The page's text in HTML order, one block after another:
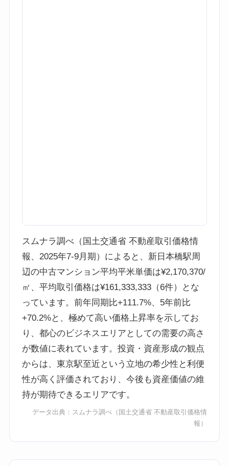
スムナラ調べ（国土交通省 不動産取引価格情
報、2025年7-9月期）によると、新日本橋駅周
辺の中古マンション平均平米単価は¥2,170,370/
㎡、平均取引価格は¥161,333,333（6件）とな
っています。前年同期比+111.7%、5年前比
+70.2%と、極めて高い価格上昇率を示してお
り、都心のビジネスエリアとしての需要の高さ
が数値に表れています。投資・資産形成の観点
からは、東京駅至近という立地の希少性と利便
性が高く評価されており、今後も資産価値の維
持が期待できるエリアです。
データ出典： スムナラ調べ （国土交通省 不動産取引価格情
報）